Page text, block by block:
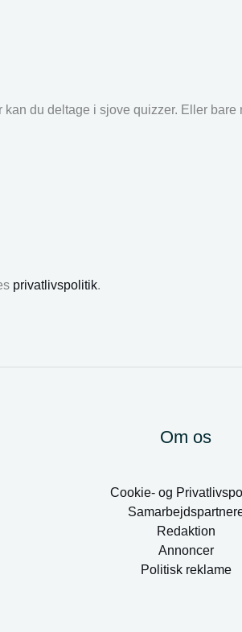
du deltage i sjove quizzer. Eller
privatlivspolitik.
Om os
Cookie- og
Redaktion
Annoncer
Politisk reklame